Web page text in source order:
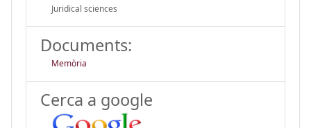
Juridical sciences
Documents:
Memòria
Cerca a google